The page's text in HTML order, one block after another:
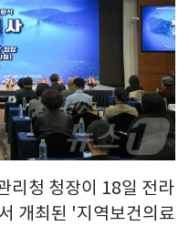
리청 청장이 18일 전라
개최된 '지역보건의료